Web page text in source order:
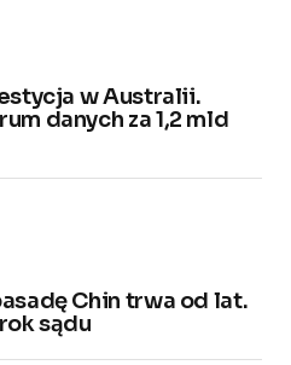
w Australii.
danych za 1,2 mld
Chin trwa od lat.
sądu